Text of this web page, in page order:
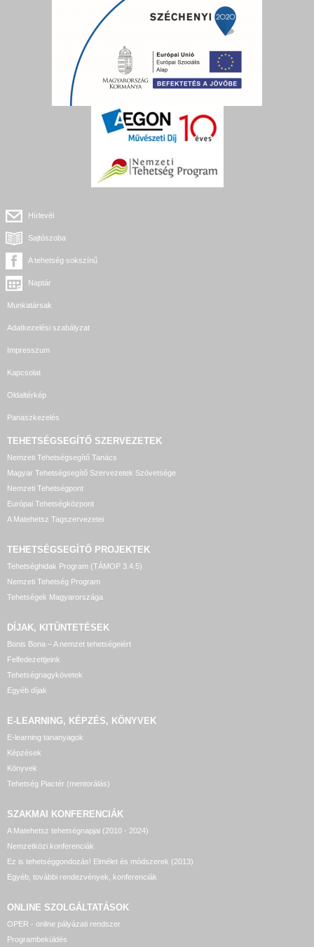
Hírlevél
Sajtószoba
A tehetség sokszínű
Naptár
Munkatársak
Adatkezelési szabályzat
Impresszum
Kapcsolat
Oldaltérkép
Panaszkezelés
TEHETSÉGSEGÍTŐ SZERVEZETEK
Nemzeti Tehetségsegítő Tanács
Magyar Tehetségsegítő Szervezetek Szövetsége
Nemzeti Tehetségpont
Európai Tehetségközpont
A Matehetsz Tagszervezetei
TEHETSÉGSEGÍTŐ PROJEKTEK
Tehetséghidak Program (TÁMOP 3.4.5)
Nemzeti Tehetség Program
Tehetségek Magyarországa
DÍJAK, KITÜNTETÉSEK
Bonis Bona – A nemzet tehetségeiért
Felfedezettjeink
Tehetségnagykövetek
Egyéb díjak
E-LEARNING, KÉPZÉS, KÖNYVEK
E-learning tananyagok
Képzések
Könyvek
Tehetség Piactér (mentorálás)
SZAKMAI KONFERENCIÁK
A Matehetsz tehetségnapjai (2010 - 2024)
Nemzetközi konferenciák
Ez is tehetséggondozás! Elmélet és módszerek (2013)
Egyéb, további rendezvények, konferenciák
ONLINE SZOLGÁLTATÁSOK
OPER - online pályázati rendszer
Programbeküldés